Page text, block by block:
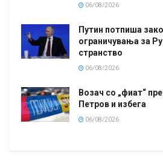
06/08/2026
Путин потпиша
ограничувања за
странство
06/08/2026
Возач со „фиат“
Петров и избега
06/08/2026